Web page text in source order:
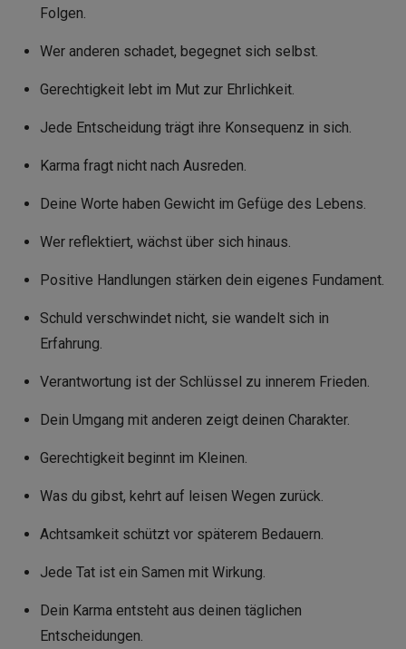
Folgen.
Wer anderen schadet, begegnet sich selbst.
Gerechtigkeit lebt im Mut zur Ehrlichkeit.
Jede Entscheidung trägt ihre Konsequenz in sich.
Karma fragt nicht nach Ausreden.
Deine Worte haben Gewicht im Gefüge des Lebens.
Wer reflektiert, wächst über sich hinaus.
Positive Handlungen stärken dein eigenes Fundament.
Schuld verschwindet nicht, sie wandelt sich in
Erfahrung.
Verantwortung ist der Schlüssel zu innerem Frieden.
Dein Umgang mit anderen zeigt deinen Charakter.
Gerechtigkeit beginnt im Kleinen.
Was du gibst, kehrt auf leisen Wegen zurück.
Achtsamkeit schützt vor späterem Bedauern.
Jede Tat ist ein Samen mit Wirkung.
Dein Karma entsteht aus deinen täglichen
Entscheidungen.